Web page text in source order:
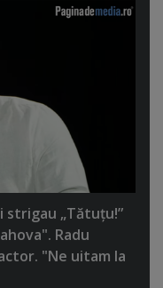
strigau „Tătuţu!”
Radu
"Ne uitam la